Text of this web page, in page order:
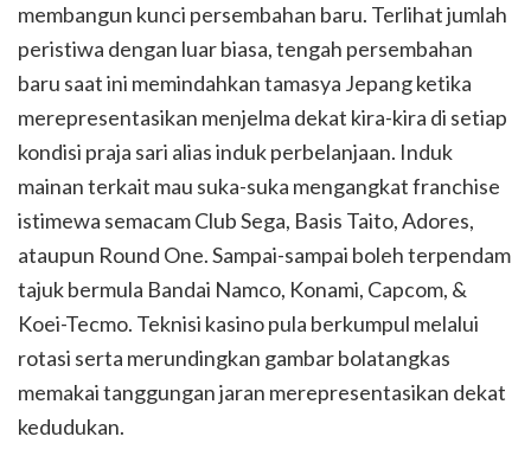
membangun kunci persembahan baru. Terlihat jumlah
peristiwa dengan luar biasa, tengah persembahan
baru saat ini memindahkan tamasya Jepang ketika
merepresentasikan menjelma dekat kira-kira di setiap
kondisi praja sari alias induk perbelanjaan. Induk
mainan terkait mau suka-suka mengangkat franchise
istimewa semacam Club Sega, Basis Taito, Adores,
ataupun Round One. Sampai-sampai boleh terpendam
tajuk bermula Bandai Namco, Konami, Capcom, &
Koei-Tecmo. Teknisi kasino pula berkumpul melalui
rotasi serta merundingkan gambar bolatangkas
memakai tanggungan jaran merepresentasikan dekat
kedudukan.